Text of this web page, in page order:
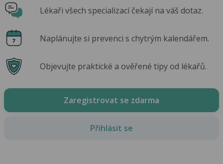
Lékaři všech specializací čekají na váš dotaz.
Naplánujte si prevenci s chytrým kalendářem.
Objevujte praktické a ověřené tipy od lékařů.
Zaregistrovat se zdarma
Přihlásit se